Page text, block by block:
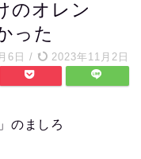
のオレン
った
6日 / 2023年11月2日
のましろ